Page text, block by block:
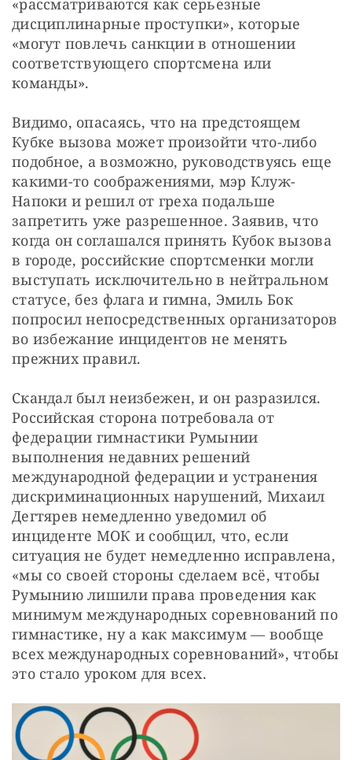
дисциплинарные проступки», которые
«могут повлечь санкции в отношении
соответствующего спортсмена или
команды».
Видимо, опасаясь, что на предстоящем
Кубке вызова может произойти что-либо
подобное, а возможно, руководствуясь еще
какими-то соображениями, мэр Клуж-
Напоки и решил от греха подальше
запретить уже разрешенное. Заявив, что
когда он соглашался принять Кубок вызова
в городе, российские спортсменки могли
выступать исключительно в нейтральном
статусе, без флага и гимна, Эмиль Бок
попросил непосредственных организаторов
во избежание инцидентов не менять
прежних правил.
Скандал был неизбежен, и он разразился.
Российская сторона потребовала от
федерации гимнастики Румынии
выполнения недавних решений
международной федерации и устранения
дискриминационных нарушений, Михаил
Дегтярев немедленно уведомил об
инциденте МОК и сообщил, что, если
ситуация не будет немедленно исправлена,
«мы со своей стороны сделаем всё, чтобы
Румынию лишили права проведения как
минимум международных соревнований по
гимнастике, ну а как максимум — вообще
всех международных соревнований», чтобы
это стало уроком для всех.